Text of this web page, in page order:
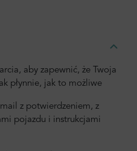
aby zapewnić, że Twoja
płynnie, jak to możliwe
z potwierdzeniem, z
pojazdu i instrukcjami